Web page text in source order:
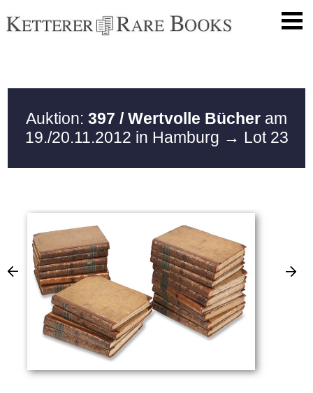
Auktion: 397 / Wertvolle Bücher am
19./20.11.2012 in Hamburg → Lot 23